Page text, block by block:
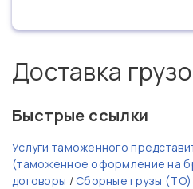
Доставка
Быстрые ссылки
Услуги таможенного
(таможенное оформление на
договоры / Сборные грузы (ТО)